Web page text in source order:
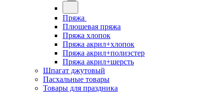
Пряжа
Плюшевая пряжа
Пряжа хлопок
Пряжа акрил+хлопок
Пряжа акрил+полиэстер
Пряжа акрил+шерсть
Шпагат джутовый
Пасхальные товары
Товары для праздника